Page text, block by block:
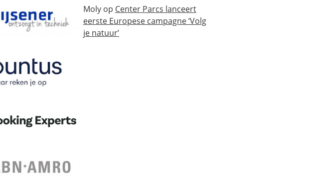
Molyop Center Parcs lanceert
eerste Europese campagne ‘Volg
je natuur’